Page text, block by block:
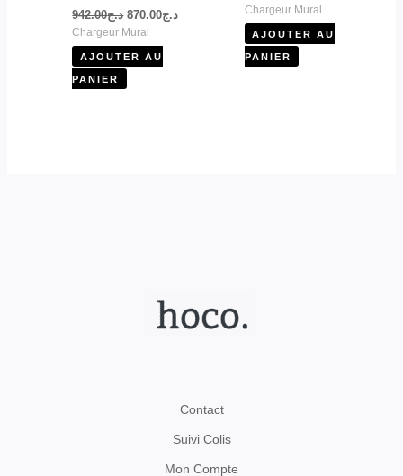
د.ج942.00 د.ج870.00
Chargeur Mural
AJOUTER AU
PANIER
Chargeur Mural
AJOUTER AU
PANIER
Contact
Suivi Colis
Mon Compte